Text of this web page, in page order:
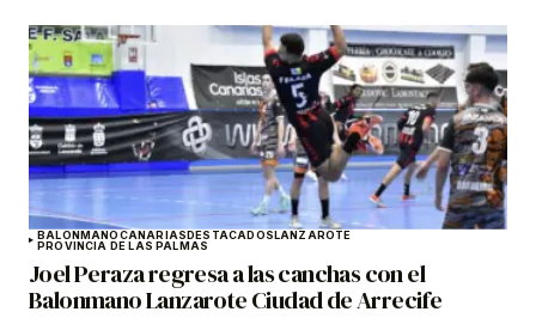
BALONMANOCANARIASDESTACADOSLANZAROTE
PROVINCIA DE LAS PALMAS
Joel Peraza regresa a las canchas con el
Balonmano Lanzarote Ciudad de Arrecife